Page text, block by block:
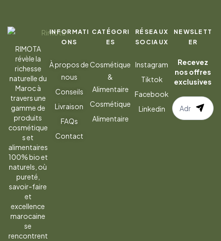
RIMOTA
révèle la
richesse
naturelle du
Maroc à
travers une
gamme de
produits
cosmétique
s et
alimentaires
100% bio et
naturels, où
pureté,
savoir-faire
et
excellence
marocaine
se
rencontrent
INFORMATI
ONS
À propos de
nous
Conseils
Livraison
FAQs
Contact
CATÉGORI
ES
Cosmétique
&
Alimentaire
Cosmétique
Alimentaire
RÉSEAUX
SOCIAUX
Instagram
Tiktok
Facebook
Linkedin
NEWSLETT
ER
Recevez
nos offres
exclusives
S’abonner
à